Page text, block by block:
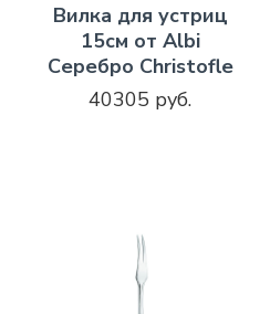
Вилка для устриц
15см от Albi
Серебро Christofle
40305 руб.